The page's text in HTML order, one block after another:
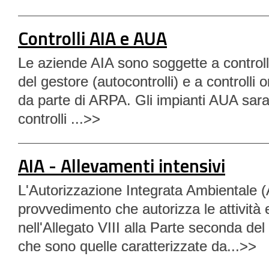
Controlli AIA e AUA
Le aziende AIA sono soggette a
del gestore (autocontrolli) e a controlli
da parte di ARPA. Gli impianti AUA
controlli ...>>
AIA - Allevamenti intensivi
L'Autorizzazione Integrata Ambientale
provvedimento che autorizza le attività
nell'Allegato VIII alla Parte seconda
che sono quelle caratterizzate da...>>